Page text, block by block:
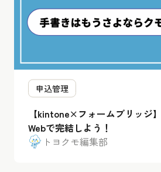
申込管理
【kintone×フォームブリッジ
Webで完結しよう！
トヨクモ編集部